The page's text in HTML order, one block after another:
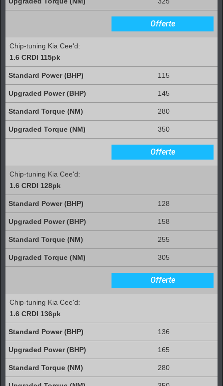
Offerte
Chip-tuning Kia Cee'd:
1.6 CRDI 115pk
115
145
280
350
Offerte
Chip-tuning Kia Cee'd:
1.6 CRDI 128pk
128
158
255
305
Offerte
Chip-tuning Kia Cee'd:
1.6 CRDI 136pk
136
165
280